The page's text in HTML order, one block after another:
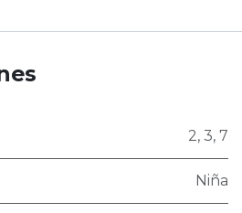
2, 3, 7
Niña